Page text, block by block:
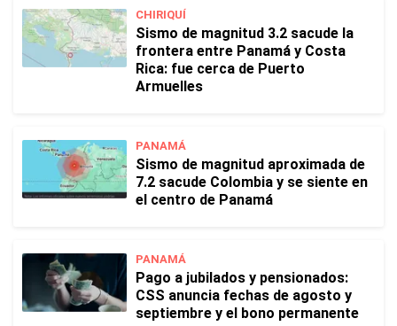
CHIRIQUÍ
Sismo de magnitud 3.2 sacude la
frontera entre Panamá y Costa
Rica: fue cerca de Puerto
Armuelles
PANAMÁ
Sismo de magnitud aproximada de
7.2 sacude Colombia y se siente en
el centro de Panamá
PANAMÁ
Pago a jubilados y pensionados:
CSS anuncia fechas de agosto y
septiembre y el bono permanente